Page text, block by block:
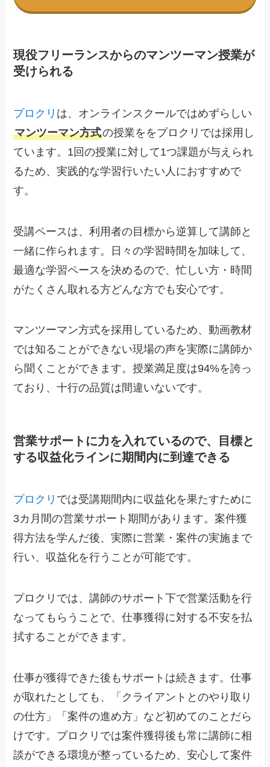
現役フリーランスからのマンツーマン授業が
受けられる
プロクリ は、オンラインスクールではめずらしい
マンツーマン方式の授業ををプロクリでは採用し
ています。1回の授業に対して1つ課題が与えられ
るため、実践的な学習行いたい人におすすめで
す。
受講ペースは、利用者の目標から逆算して講師と
一緒に作られます。日々の学習時間を加味して、
最適な学習ペースを決めるので、忙しい方・時間
がたくさん取れる方どんな方でも安心です。
マンツーマン方式を採用しているため、動画教材
では知ることができない現場の声を実際に講師か
ら聞くことができます。授業満足度は94%を誇っ
ており、十行の品質は間違いないです。
営業サポートに力を入れているので、目標と
する収益化ラインに期間内に到達できる
プロクリ では受講期間内に収益化を果たすために
3カ月間の営業サポート期間があります。案件獲
得方法を学んだ後、実際に営業・案件の実施まで
行い、収益化を行うことが可能です。
プロクリでは、講師のサポート下で営業活動を行
なってもらうことで、仕事獲得に対する不安を払
拭することができます。
仕事が獲得できた後もサポートは続きます。仕事
が取れたとしても、「クライアントとのやり取り
の仕方」「案件の進め方」など初めてのことだら
けです。プロクリでは案件獲得後も常に講師に相
談ができる環境が整っているため、安心して案件